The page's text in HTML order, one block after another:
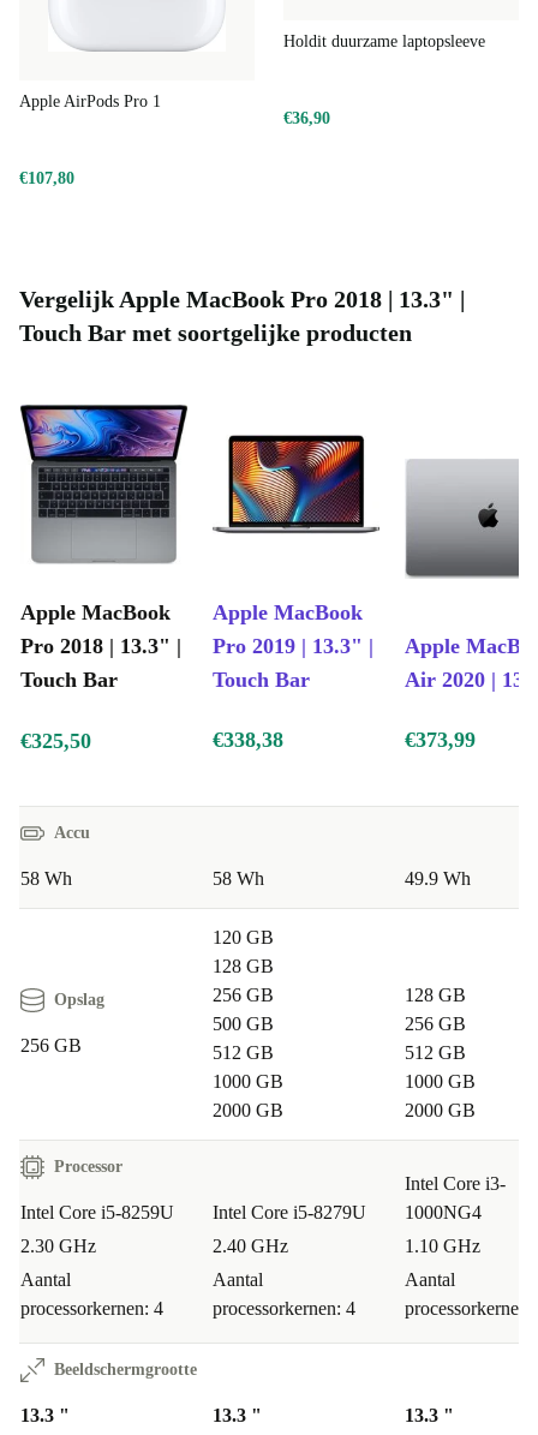
Apple AirPods Pro 1
€107,80
Holdit duurzame laptopsleeve
€36,90
Vergelijk Apple MacBook Pro 2018 | 13.3" |
Touch Bar met soortgelijke producten
Apple MacBook
Pro 2018 | 13.3" |
Touch Bar
Apple MacBook
Pro 2019 | 13.3" |
Touch Bar
Apple
Air 2020 |
€325,50 €338,38 €373,99
Accu
58 Wh 58 Wh 49.9 Wh
Opslag
256 GB
120 GB
128 GB
256 GB
500 GB
512 GB
1000 GB
2000 GB
128 GB
256 GB
512 GB
1000 GB
2000 GB
Processor
Intel Core i5-8259U
2.30 GHz
Aantal
processorkernen: 4
Intel Core i5-8279U
2.40 GHz
Aantal
processorkernen: 4
Intel Core i3-
1000NG4
1.10 GHz
Aantal
processorkernen:
Beeldschermgrootte
13.3 " 13.3 " 13.3 "